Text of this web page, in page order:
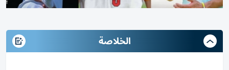
الخلاصة